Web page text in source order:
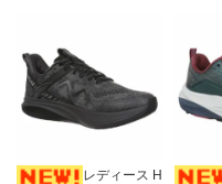
レディース H